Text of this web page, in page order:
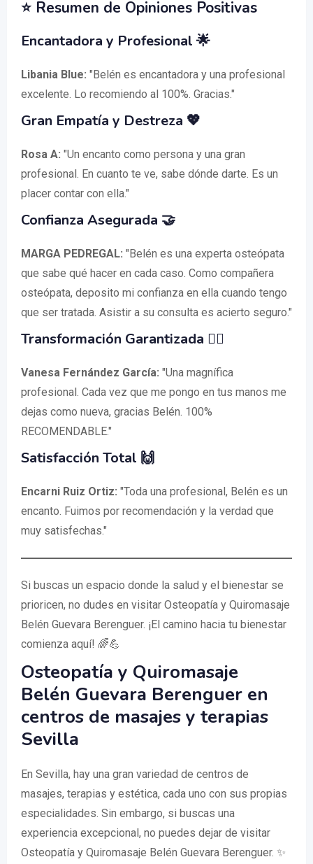
⭐️ Resumen de Opiniones Positivas
Encantadora y Profesional 🌟
Libania Blue: "Belén es encantadora y una profesional
excelente. Lo recomiendo al 100%. Gracias."
Gran Empatía y Destreza 💖
Rosa A: "Un encanto como persona y una gran
profesional. En cuanto te ve, sabe dónde darte. Es un
placer contar con ella."
Confianza Asegurada 🤝
MARGA PEDREGAL: "Belén es una experta osteópata
que sabe qué hacer en cada caso. Como compañera
osteópata, deposito mi confianza en ella cuando tengo
que ser tratada. Asistir a su consulta es acierto seguro."
Transformación Garantizada 💆‍♀️
Vanesa Fernández García: "Una magnífica
profesional. Cada vez que me pongo en tus manos me
dejas como nueva, gracias Belén. 100%
RECOMENDABLE."
Satisfacción Total 🙌
Encarni Ruiz Ortiz: "Toda una profesional, Belén es un
encanto. Fuimos por recomendación y la verdad que
muy satisfechas."
Si buscas un espacio donde la salud y el bienestar se
prioricen, no dudes en visitar Osteopatía y Quiromasaje
Belén Guevara Berenguer. ¡El camino hacia tu bienestar
comienza aquí! 🌈💪
Osteopatía y Quiromasaje
Belén Guevara Berenguer en
centros de masajes y terapias
Sevilla
En Sevilla, hay una gran variedad de centros de
masajes, terapias y estética, cada uno con sus propias
especialidades. Sin embargo, si buscas una
experiencia excepcional, no puedes dejar de visitar
Osteopatía y Quiromasaje Belén Guevara Berenguer. ✨